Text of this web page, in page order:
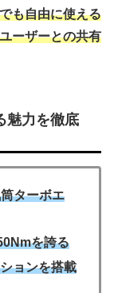
も自由に使える
ーザーとの共有
魅力を徹底
ターボエ
を誇る
ョンを搭載